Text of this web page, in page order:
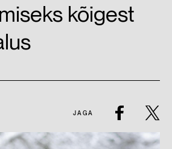
kõigest
JAGA